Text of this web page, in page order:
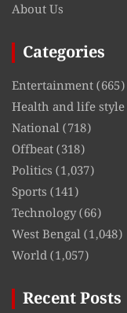
About Us
Categories
Entertainment(665)
Health and life style
National(718)
Offbeat(318)
Politics (1,037)
Sports (141)
Technology(66)
West Bengal(1,048)
World(1,057)
Recent Posts